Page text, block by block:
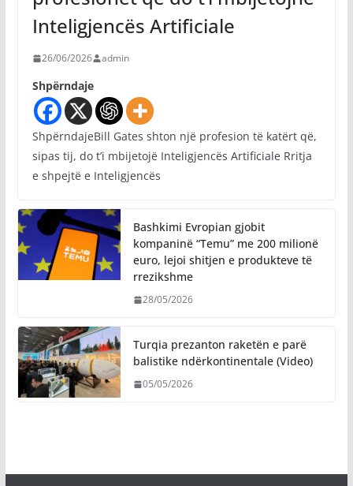
Inteligjencës Artificiale
26/06/2026 admin
Shpërndaje
ShpërndajeBill Gates shton një profesion të katërt që,
sipas tij, do t’i mbijetojë Inteligjencës Artificiale Rritja
e shpejtë e Inteligjencës
Bashkimi Evropian gjobit
kompaninë “Temu” me 200 milionë
euro, lejoi shitjen e produkteve të
rrezikshme
28/05/2026
Turqia prezanton raketën e parë
balistike ndërkontinentale (Video)
05/05/2026